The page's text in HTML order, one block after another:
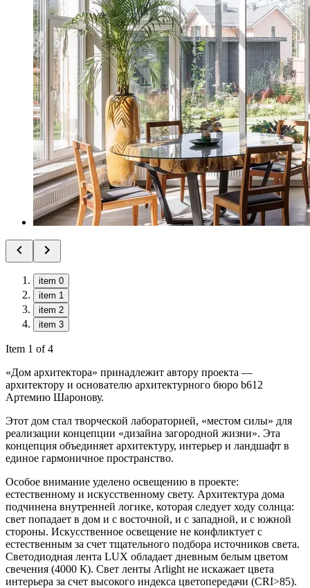
item 0
item 1
item 2
item 3
Item 1 of 4
«Дом архитектора» принадлежит автору проекта —
архитектору и основателю архитектурного бюро b612
Артемию Шаронову.
Этот дом стал творческой лабораторией, «местом силы» для
реализации концепции «дизайна загородной жизни». Эта
концепция объединяет архитектуру, интерьер и ландшафт в
единое гармоничное пространство.
Особое внимание уделено освещению в проекте:
естественному и искусственному свету. Архитектура дома
подчинена внутренней логике, которая следует ходу солнца:
свет попадает в дом и с восточной, и с западной, и с южной
стороны. Искусственное освещение не конфликтует с
естественным за счет тщательного подбора источников света.
Светодиодная лента LUX обладает дневным белым цветом
свечения (4000 К). Свет ленты Arlight не искажает цвета
интерьера за счет высокого индекса цветопередачи (CRI>85).